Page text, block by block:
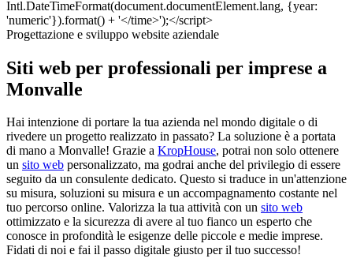
Progettazione e sviluppo website aziendale
Siti web per professionali per imprese a
Monvalle
Hai intenzione di portare la tua azienda nel mondo digitale o di
rivedere un progetto realizzato in passato? La soluzione è a portata
di mano a Monvalle! Grazie a KropHouse, potrai non solo ottenere
un sito web personalizzato, ma godrai anche del privilegio di essere
seguito da un consulente dedicato. Questo si traduce in un'attenzione
su misura, soluzioni su misura e un accompagnamento costante nel
tuo percorso online. Valorizza la tua attività con un sito web
ottimizzato e la sicurezza di avere al tuo fianco un esperto che
conosce in profondità le esigenze delle piccole e medie imprese.
Fidati di noi e fai il passo digitale giusto per il tuo successo!